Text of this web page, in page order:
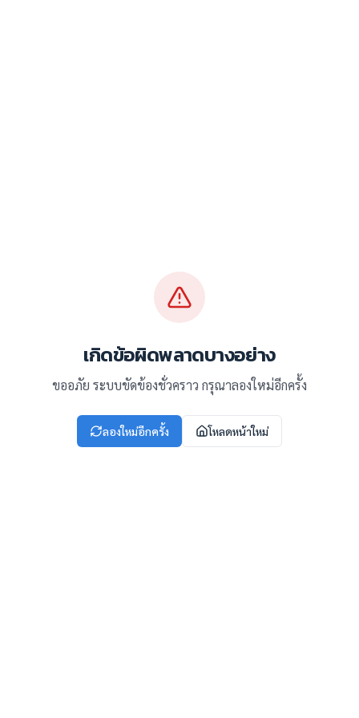
เกิดข้อผิดพลาดบางอย่าง
ขออภัย ระบบขัดข้องชั่วคราว กรุณาลองใหม่อีกครั้ง
ลองใหม่อีกครั้ง โหลดหน้าใหม่